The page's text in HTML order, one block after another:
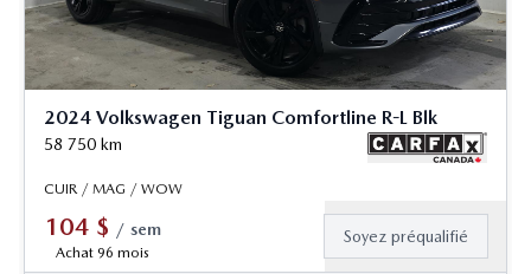
2024 Volkswagen Tiguan Comfortline R-L Blk
58 750 km
CUIR / MAG / WOW
104 $ / sem
Achat 96 mois
Soyez préqualifié